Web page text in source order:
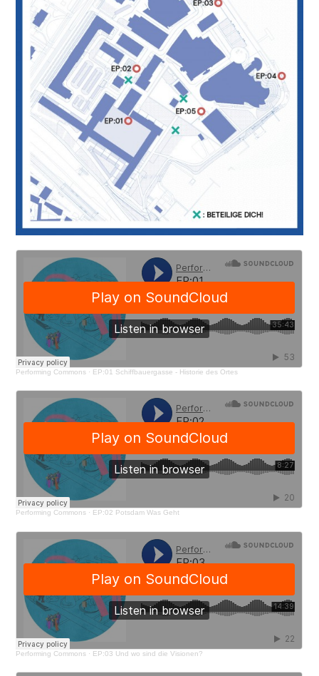
Performing Commons · EP:01 Schiffbauergasse - Historie des Ortes
Performing Commons · EP:02 Potsdam Was Geht
Performing Commons · EP:03 Und wo sind die Visionen?